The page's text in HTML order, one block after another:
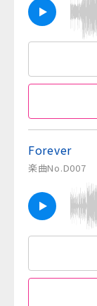
Forever
楽曲No.D007